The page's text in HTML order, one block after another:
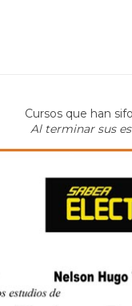
Cursos que han
Al terminar sus